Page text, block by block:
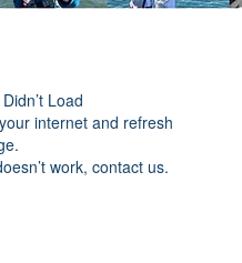
Load
internet and refresh
work, contact us.